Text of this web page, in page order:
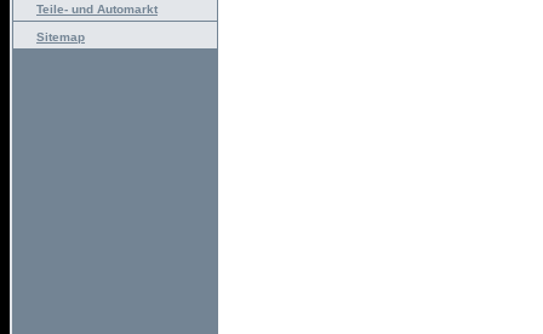
Teile- und Automarkt
Sitemap